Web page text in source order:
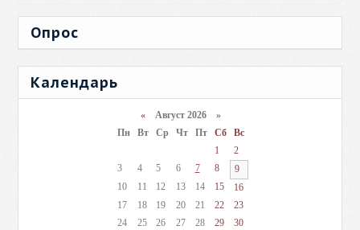
Опрос
Календарь
«Август 2026 »
Пн
Вт Ср Чт Пт Сб
Вс
1
2
3
4 5 6 7 8
9
10
11 12 13 14 15
16
17
18 19 20 21 22
23
24
25 26 27 28 29 30